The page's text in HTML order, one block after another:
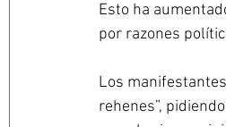
Esto ha
por razones
Los
rehenes”,